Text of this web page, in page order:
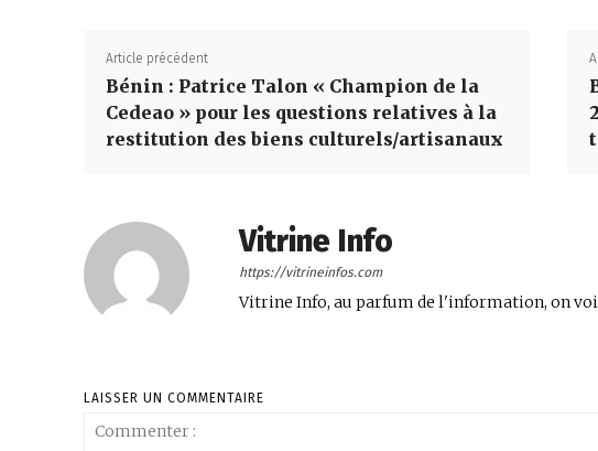
Article précédent
Bénin : Patrice Talon « Champion de la
Cedeao » pour les questions relatives à la
restitution des biens culturels/artisanaux
Vitrine Info
https://vitrineinfos.com
Vitrine Info, au parfum de l'information, on
LAISSER UN COMMENTAIRE